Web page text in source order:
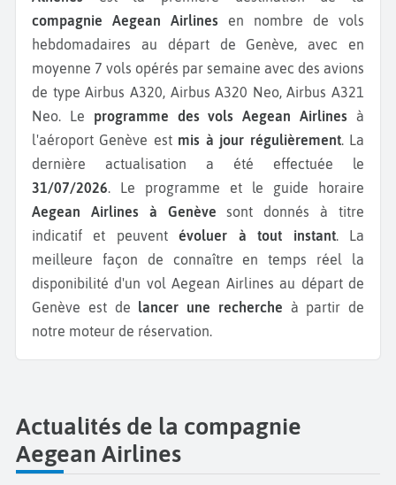
compagnie Aegean Airlines en nombre de vols
hebdomadaires au départ de Genève, avec en
moyenne 7 vols opérés par semaine avec des avions
de type Airbus A320, Airbus A320 Neo, Airbus A321
Neo.
Le programme des vols Aegean Airlines à
l'aéroport Genève est mis à jour régulièrement. La
dernière actualisation a été effectuée le
31/07/2026. Le programme et le guide horaire
Aegean Airlines à Genève sont donnés à titre
indicatif et peuventévoluer à tout instant. La
meilleure façon de connaître en temps réel la
disponibilité d'un vol Aegean Airlines au départ de
Genève est de lancer une recherche à partir de
notre moteur de réservation.
Actualités de la compagnie
Aegean Airlines